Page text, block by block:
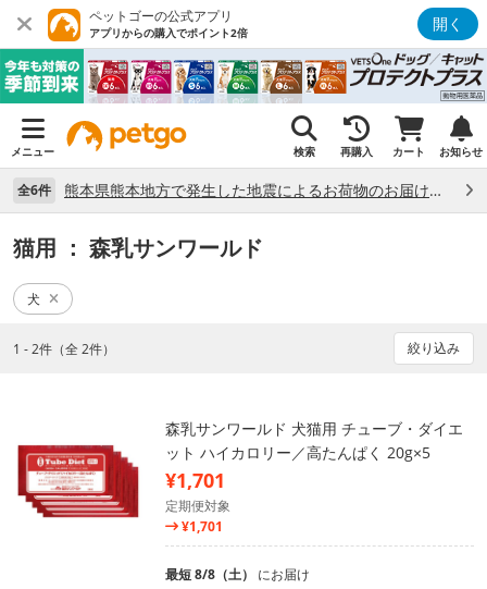
ペットゴーの公式アプリ
アプリからの購入でポイント2倍 開く
メニュー 検索 再購入 カート お知らせ
全6件 熊本県熊本地方で発生した地震によるお荷物のお届け状況について （7/28）
猫用 ： 森乳サンワールド
犬
1 - 2件（全 2件） 絞り込み
森乳サンワールド 犬猫用 チューブ・ダイエ
ット ハイカロリー／高たんぱく 20g×5
¥1,701
定期便対象
¥1,701
最短 8/8（土） にお届け